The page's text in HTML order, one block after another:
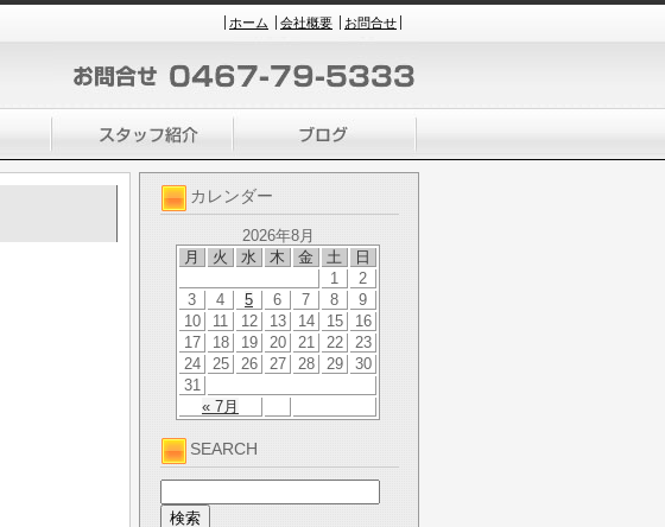
ホーム 会社概要 お問合せ
カレンダー
2026年8月
月
火 水 木 金 土 日
« 7月
1
2
3
4 5 6 7 8
9
10
11 12 13 14 15
16
17
18 19 20 21 22
23
24
25 26 27 28 29
30
31
SEARCH